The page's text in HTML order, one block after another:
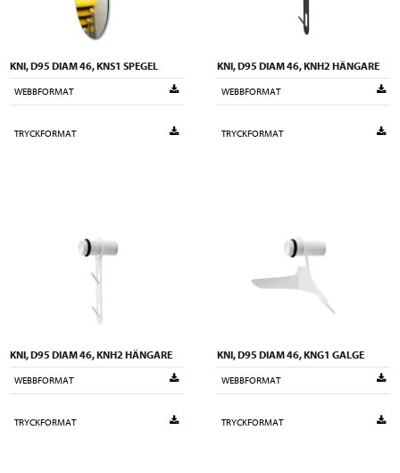
KNI, D95 DIAM 46, KNS1 SPEGEL
WEBBFORMAT
TRYCKFORMAT
KNI, D95 DIAM 46, KNH2 HÄNGARE
WEBBFORMAT
TRYCKFORMAT
KNI, D95 DIAM 46, KNH2 HÄNGARE
WEBBFORMAT
TRYCKFORMAT
KNI, D95 DIAM 46, KNG1 GALGE
WEBBFORMAT
TRYCKFORMAT